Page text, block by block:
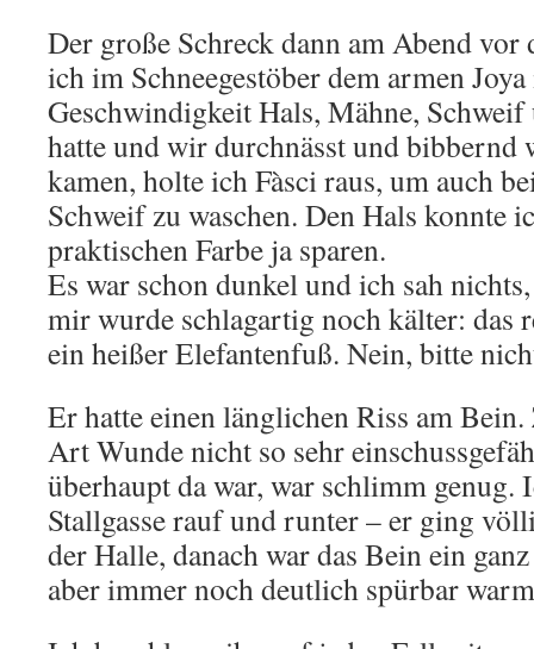
Der große Schreck dann am Abend vor
ich im Schneegestöber dem armen
Geschwindigkeit Hals, Mähne, Schweif
hatte und wir durchnässt und bibbernd
kamen, holte ich Fàsci raus, um auch
Schweif zu waschen. Den Hals konnte
praktischen Farbe ja sparen.
Es war schon dunkel und ich sah
mir wurde schlagartig noch kälter: das
ein heißer Elefantenfuß. Nein, bitte
Er hatte einen länglichen Riss am
Art Wunde nicht so sehr
überhaupt da war, war schlimm genug.
Stallgasse rauf und runter – er ging
der Halle, danach war das Bein ein
aber immer noch deutlich spürbar